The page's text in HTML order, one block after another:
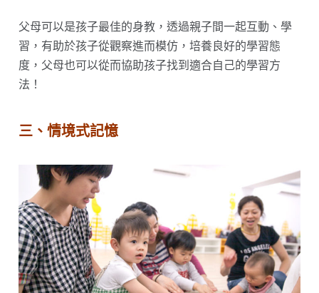
父母可以是孩子最佳的身教，透過親子間一起互動、學
習，有助於孩子從觀察進而模仿，培養良好的學習態
度，父母也可以從而協助孩子找到適合自己的學習方
法！
三、情境式記憶